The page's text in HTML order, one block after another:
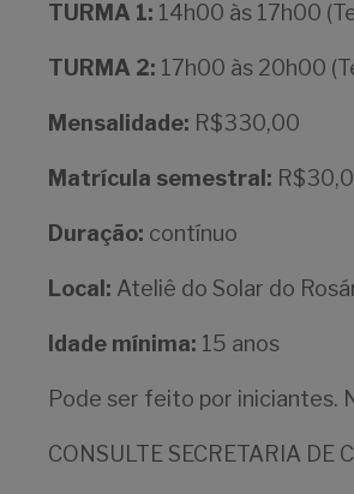
TURMA 1: 14h00 às 17h00
TURMA 2: 17h00 às 20h00
Mensalidade: R$330,00
Matrícula semestral:
Duração: contínuo
Local: Ateliê do Solar do
Idade mínima: 15 anos
Pode ser feito por iniciantes.
CONSULTE SECRETARIA